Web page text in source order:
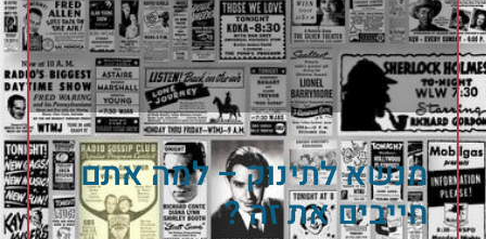
מנשא לתינוק – למה אתם
חייבים את זה ?